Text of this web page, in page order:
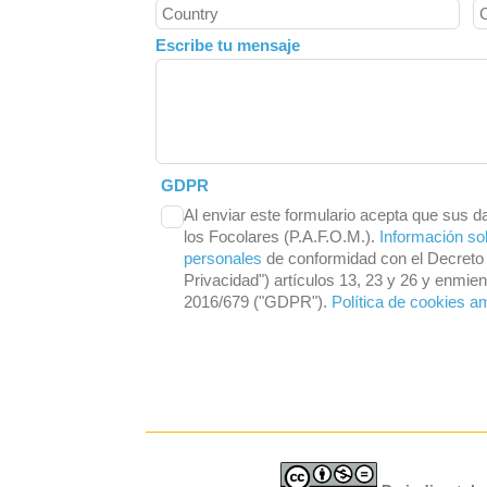
Escribe tu mensaje
GDPR
Al enviar este formulario acepta que sus
los Focolares (P.A.F.O.M.). Información
personales de conformidad con el
Privacidad") artículos 13, 23 y 26 y
2016/679 ("GDPR"). Política de cookies